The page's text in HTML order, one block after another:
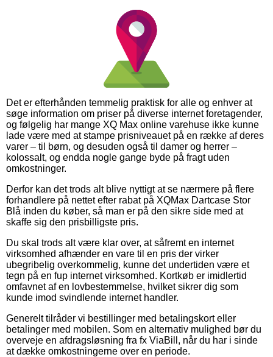
Det er efterhånden temmelig praktisk for alle og enhver at
søge information om priser på diverse internet foretagender,
og følgelig har mange XQ Max online varehuse ikke kunne
lade være med at stampe prisniveauet på en række af deres
varer – til børn, og desuden også til damer og herrer –
kolossalt, og endda nogle gange byde på fragt uden
omkostninger.
Derfor kan det trods alt blive nyttigt at se nærmere på flere
forhandlere på nettet efter rabat på XQMax Dartcase Stor
Blå inden du køber, så man er på den sikre side med at
skaffe sig den prisbilligste pris.
Du skal trods alt være klar over, at såfremt en internet
virksomhed afhænder en vare til en pris der virker
ubegribelig overkommelig, kunne det undertiden være et
tegn på en fup internet virksomhed. Kortkøb er imidlertid
omfavnet af en lovbestemmelse, hvilket sikrer dig som
kunde imod svindlende internet handler.
Generelt tilråder vi bestillinger med betalingskort eller
betalinger med mobilen. Som en alternativ mulighed bør du
overveje en afdragsløsning fra fx ViaBill, når du har i sinde
at dække omkostningerne over en periode.